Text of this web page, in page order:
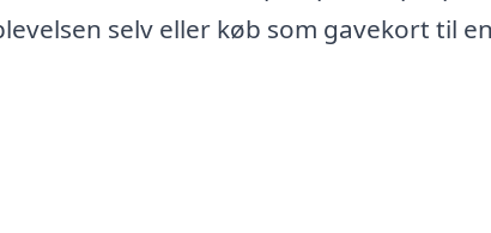
selv eller køb som gavekort til